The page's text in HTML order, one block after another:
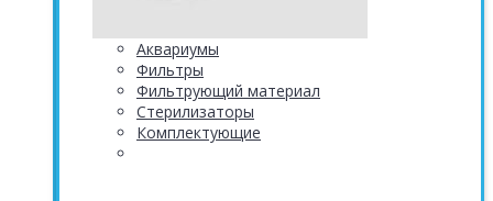
Аквариумы
Фильтры
Фильтрующий материал
Стерилизаторы
Комплектующие